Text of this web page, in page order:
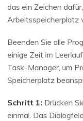
das ein Zeichen
Arbeitsspeicherplatz
Beenden Sie alle
einige Zeit im
Task-Manager, um
Speicherplatz
Schritt 1: Drücken
einmal. Das